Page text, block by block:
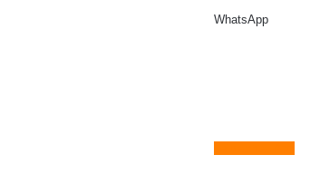
WhatsApp